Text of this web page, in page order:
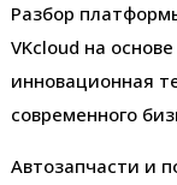
Разбор
VKcloud на
инновационная
современного
Автозапчасти и